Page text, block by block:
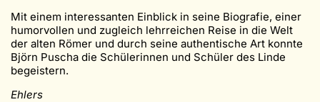
Mit einem interessanten Einblick in seine Biografie, einer
humorvollen und zugleich lehrreichen Reise in die Welt
der alten Römer und durch seine authentische Art konnte
Björn Puscha die Schülerinnen und Schüler des Linde
begeistern.
Ehlers